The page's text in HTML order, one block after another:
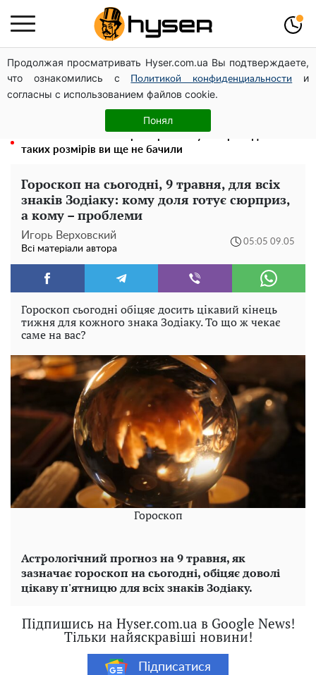
Продолжая просматривать Hyser.com.ua Вы подтверждаете,
что ознакомились с
Политикой конфиденциальности
и
согласны с использованием файлов cookie.
Понял
Гола Олена Тополя у цікавих позах змусила відвисати
щелепи: злив відео – було лише початком
Олена Тополя злив відео – це далеко не все: фронтмен
"Антитіла" Тарас Тополя став наступним
таких розмірів ви ще не бачили
Гороскоп на сьогодні, 9 травня, для всіх
знаків Зодіаку: кому доля готує сюрприз,
а кому – проблеми
Игорь Верховский
Всі матеріали автора
05:05 09.05
Гороскоп сьогодні обіцяє досить цікавий кінець
тижня для кожного знака Зодіаку. То що ж чекає
саме на вас?
Гороскоп
Астрологічний прогноз на 9 травня, як
зазначає гороскоп на сьогодні, обіцяє доволі
цікаву п'ятницю для всіх знаків Зодіаку.
Підпишись на Hyser.com.ua в Google News!
Тільки найяскравіші новини!
Підписатися